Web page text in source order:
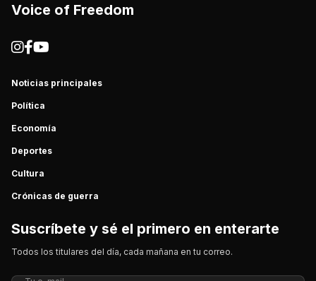
Voice of Freedom
Noticias principales
Política
Economía
Deportes
Cultura
Crónicas de guerra
Suscríbete y sé el primero en enterarte
Todos los titulares del día, cada mañana en tu correo.